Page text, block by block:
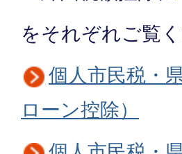
をそれぞれご覧く
個人市民税・
ローン控除）